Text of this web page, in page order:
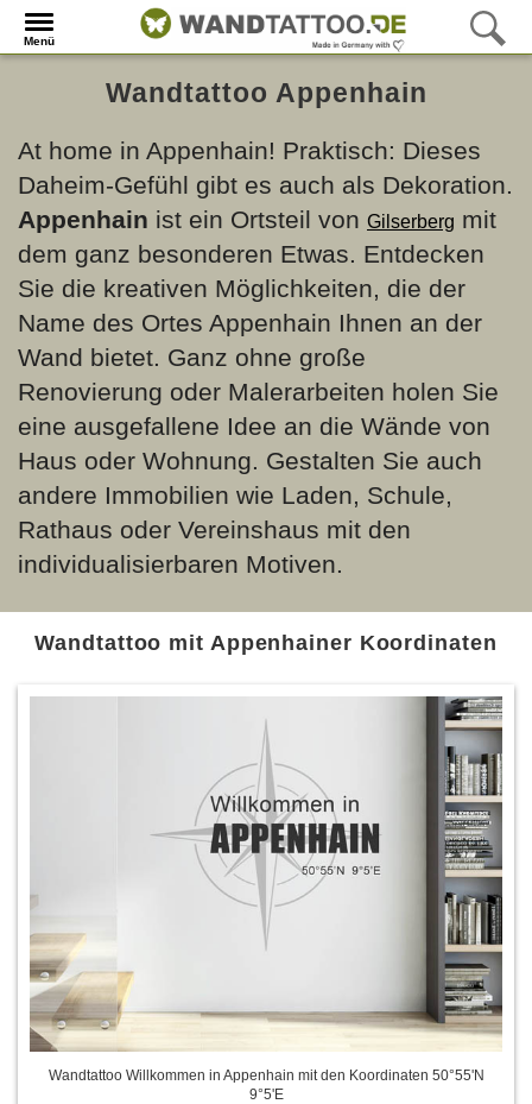
Menü
Wandtattoo Appenhain
At home in Appenhain! Praktisch: Dieses
Daheim-Gefühl gibt es auch als Dekoration.
Appenhain ist ein Ortsteil von Gilserberg mit
dem ganz besonderen Etwas. Entdecken
Sie die kreativen Möglichkeiten, die der
Name des Ortes Appenhain Ihnen an der
Wand bietet. Ganz ohne große
Renovierung oder Malerarbeiten holen Sie
eine ausgefallene Idee an die Wände von
Haus oder Wohnung. Gestalten Sie auch
andere Immobilien wie Laden, Schule,
Rathaus oder Vereinshaus mit den
individualisierbaren Motiven.
Wandtattoo mit Appenhainer Koordinaten
Wandtattoo Willkommen in Appenhain mit den Koordinaten 50°55'N
9°5'E